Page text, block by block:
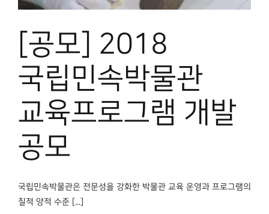
[공모] 2018
국립민속박물관
교육프로그램 개발
공모
국립민속박물관은 전문성을 강화한 박물관 교육 운영과 프로그램의
질적 양적 수준 [...]